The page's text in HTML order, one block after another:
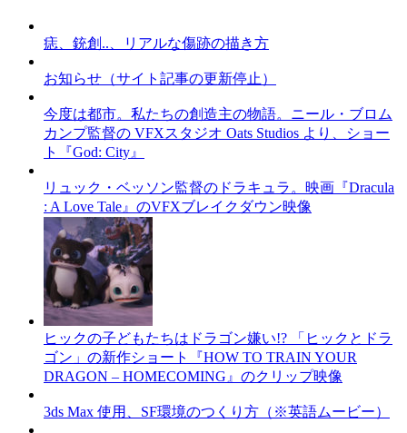
痣、銃創..、リアルな傷跡の描き方
お知らせ（サイト記事の更新停止）
今度は都市。私たちの創造主の物語。ニール・ブロム
カンプ監督の VFXスタジオ Oats Studios より、ショー
ト『God: City』
リュック・ベッソン監督のドラキュラ。映画『Dracula
: A Love Tale』のVFXブレイクダウン映像
ヒックの子どもたちはドラゴン嫌い!? 「ヒックとドラ
ゴン」の新作ショート『HOW TO TRAIN YOUR
DRAGON – HOMECOMING』のクリップ映像
3ds Max 使用、SF環境のつくり方（※英語ムービー）